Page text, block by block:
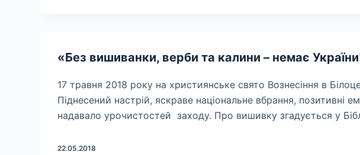
«Без вишиванки, верби та калини – немає
17 травня 2018 року на християнське свято Вознесіння в
Піднесений настрій, яскраве національне вбрання, позитивні
надавало урочистостей заходу. Про вишивку згадується у
22.05.2018